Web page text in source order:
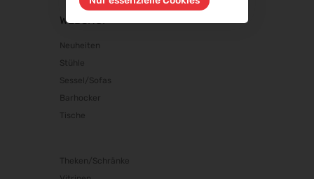
IMAGING WORLD 2026
02.10.2026 - 04.10.2026
Expo Real 2026
VISION 2026
interbad 2026
06.10.2026 - 08.10.2026
WEBSHOP
Neuheiten
Stühle
Sessel/Sofas
Barhocker
Tische
Theken/Schränke